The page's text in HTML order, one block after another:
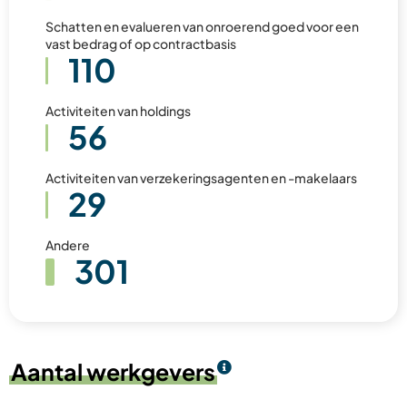
Schatten en evalueren van onroerend goed voor een
vast bedrag of op contractbasis
110
Activiteiten van holdings
56
Activiteiten van verzekeringsagenten en -makelaars
29
Andere
301
Aantal werkgevers